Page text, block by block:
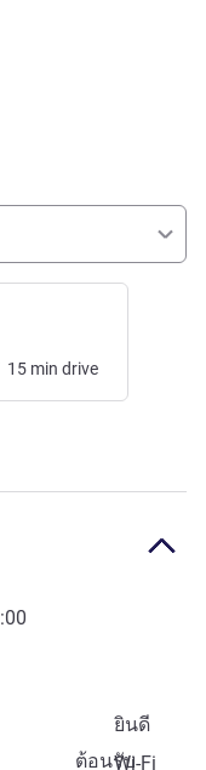
15 min drive
ยินดี
ต้อนรับWi-Fi